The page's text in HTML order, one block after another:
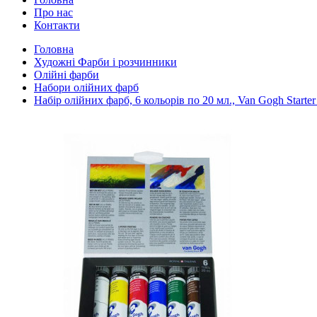
Про нас
Контакти
Головна
Художні Фарби і розчинники
Олійні фарби
Набори олійних фарб
Набір олійних фарб, 6 кольорів по 20 мл., Van Gogh Starter